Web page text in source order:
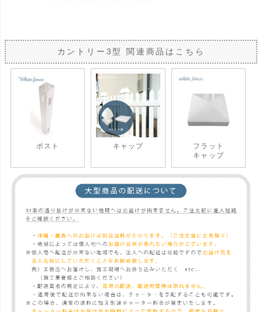
カントリー3型 関連商品はこちら
ポスト キャップ
フラット
キャップ